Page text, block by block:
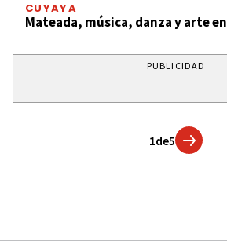
CUYAYA
Mateada, música, danza y arte
PUBLICIDAD
1de5